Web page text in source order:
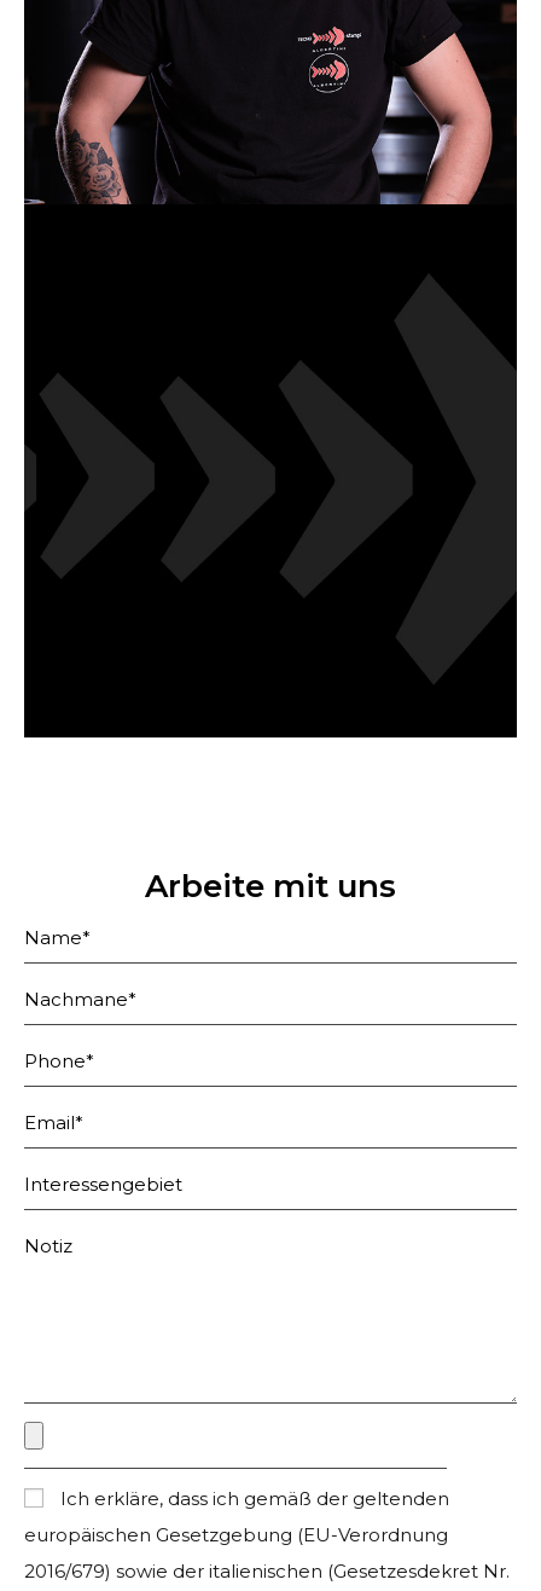
Arbeite mit uns
Ich erkläre, dass ich gemäß der geltenden
europäischen Gesetzgebung (EU-Verordnung
2016/679) sowie der italienischen (Gesetzesdekret Nr.